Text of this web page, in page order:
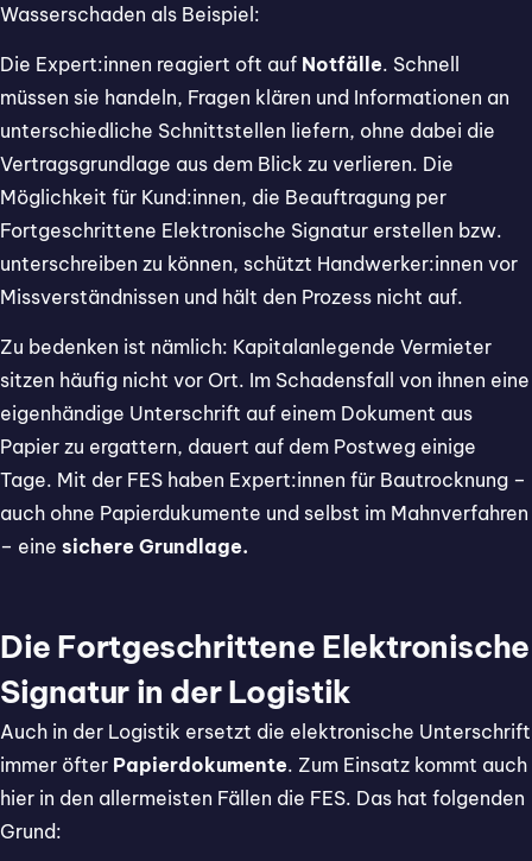
Wasserschaden als Beispiel:
Die Expert:innen reagiert oft auf Notfälle. Schnell
müssen sie handeln, Fragen klären und Informationen an
unterschiedliche Schnittstellen liefern, ohne dabei die
Vertragsgrundlage aus dem Blick zu verlieren. Die
Möglichkeit für Kund:innen, die Beauftragung per
Fortgeschrittene Elektronische Signatur erstellen bzw.
unterschreiben zu können, schützt Handwerker:innen vor
Missverständnissen und hält den Prozess nicht auf.
Zu bedenken ist nämlich: Kapitalanlegende Vermieter
sitzen häufig nicht vor Ort. Im Schadensfall von ihnen eine
eigenhändige Unterschrift auf einem Dokument aus
Papier zu ergattern, dauert auf dem Postweg einige
Tage. Mit der FES haben Expert:innen für Bautrocknung –
auch ohne Papierdukumente und selbst im Mahnverfahren
– eine sichere Grundlage.
Die Fortgeschrittene Elektronische
Signatur in der Logistik
Auch in der Logistik ersetzt die elektronische Unterschrift
immer öfter Papierdokumente. Zum Einsatz kommt auch
hier in den allermeisten Fällen die FES. Das hat folgenden
Grund: